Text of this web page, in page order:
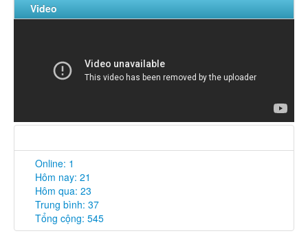
Video
Online: 1
Hôm nay: 21
Hôm qua: 23
Trung bình: 37
Tổng cộng: 545